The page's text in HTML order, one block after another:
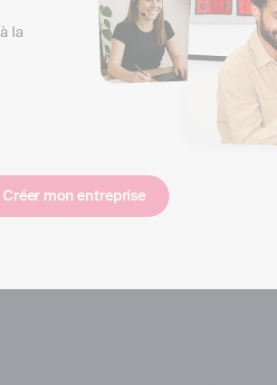
la
Créer mon entreprise